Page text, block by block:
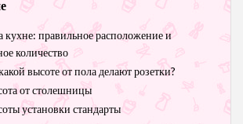
кухне: правильное расположение и
количество
высоте от пола делают розетки?
от столешницы
установки стандарты